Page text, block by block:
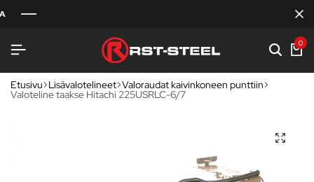
0
Etusivu Lisävalotelineet Valoraudat kaivinkoneen punttiin
Valoteline taakse Hitachi 225USRLC-6/7